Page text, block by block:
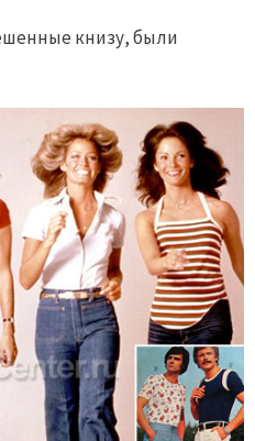
книзу, были